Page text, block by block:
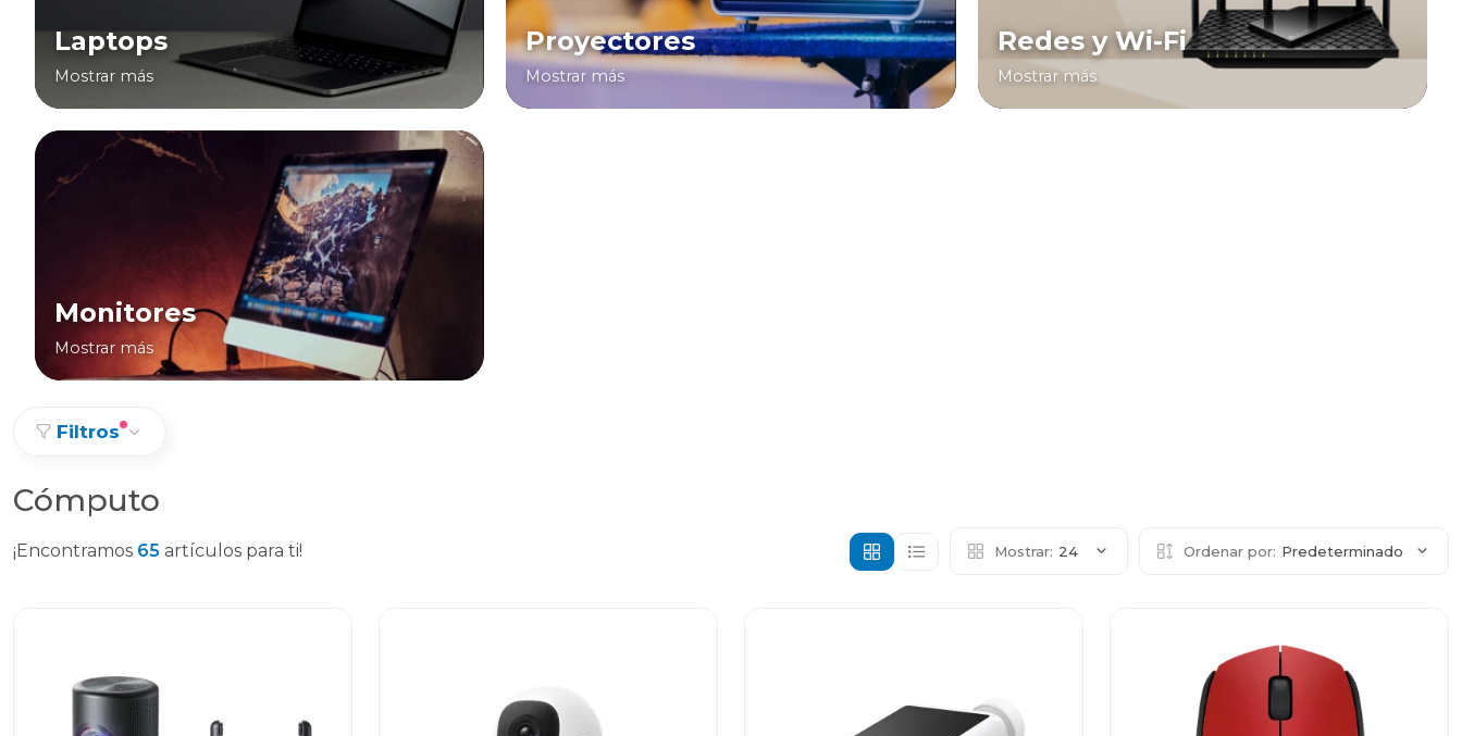
Laptops
Mostrar más
Proyectores
Mostrar más
Redes y Wi-Fi
Mostrar más
Monitores
Mostrar más
Filtros
Cómputo
¡Encontramos 65 artículos para ti! Mostrar: 24 Ordenar por: Predeterminado